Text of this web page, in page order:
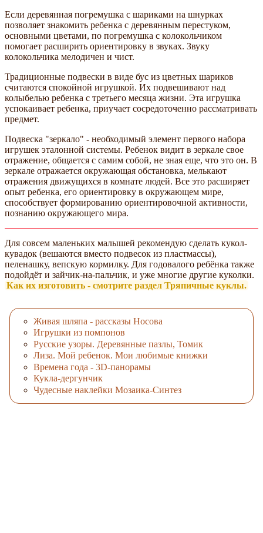
Если деревянная погремушка с шариками на шнурках
позволяет знакомить ребенка с деревянным перестуком,
основными цветами, по погремушка с колокольчиком
помогает расширить ориентировку в звуках. Звуку
колокольчика мелодичен и чист.
Традиционные подвески в виде бус из цветных шариков
считаются спокойной игрушкой. Их подвешивают над
колыбелью ребенка с третьего месяца жизни. Эта игрушка
успокаивает ребенка, приучает сосредоточенно рассматривать
предмет.
Подвеска "зеркало" - необходимый элемент первого набора
игрушек эталонной системы. Ребенок видит в зеркале свое
отражение, общается с самим собой, не зная еще, что это он. В
зеркале отражается окружающая обстановка, мелькают
отражения движущихся в комнате людей. Все это расширяет
опыт ребенка, его ориентировку в окружающем мире,
способствует формированию ориентировочной активности,
познанию окружающего мира.
Для совсем маленьких малышей рекомендую сделать кукол-
кувадок (вешаются вместо подвесок из пластмассы),
пеленашку, вепскую кормилку. Для годовалого ребёнка также
подойдёт и зайчик-на-пальчик, и уже многие другие куколки.
Как их изготовить - смотрите раздел Тряпичные куклы.
Живая шляпа - рассказы Носова
Игрушки из помпонов
Русские узоры. Деревянные пазлы, Томик
Лиза. Мой ребенок. Мои любимые книжки
Времена года - 3D-панорамы
Кукла-дергунчик
Чудесные наклейки Мозаика-Синтез